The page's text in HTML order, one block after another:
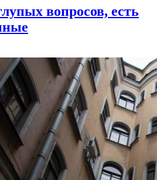
вопросов, есть